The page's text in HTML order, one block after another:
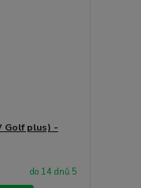
Golf plus) -
do 14 dnů 5